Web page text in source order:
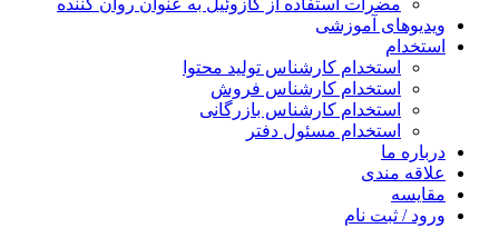
ویدیوهای آموزشی
استخدام
استخدام کارشناس تولید محتوا
استخدام کارشناس فروش
استخدام کارشناس بازرگانی
استخدام مسئول دفتر
درباره ما
علاقه مندی
مقایسه
ورود / ثبت نام